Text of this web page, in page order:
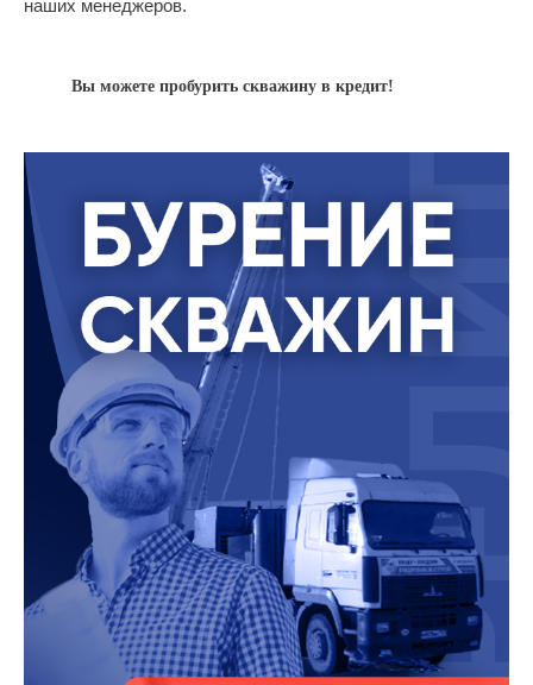
наших менеджеров.
Вы можете пробурить скважину в кредит!